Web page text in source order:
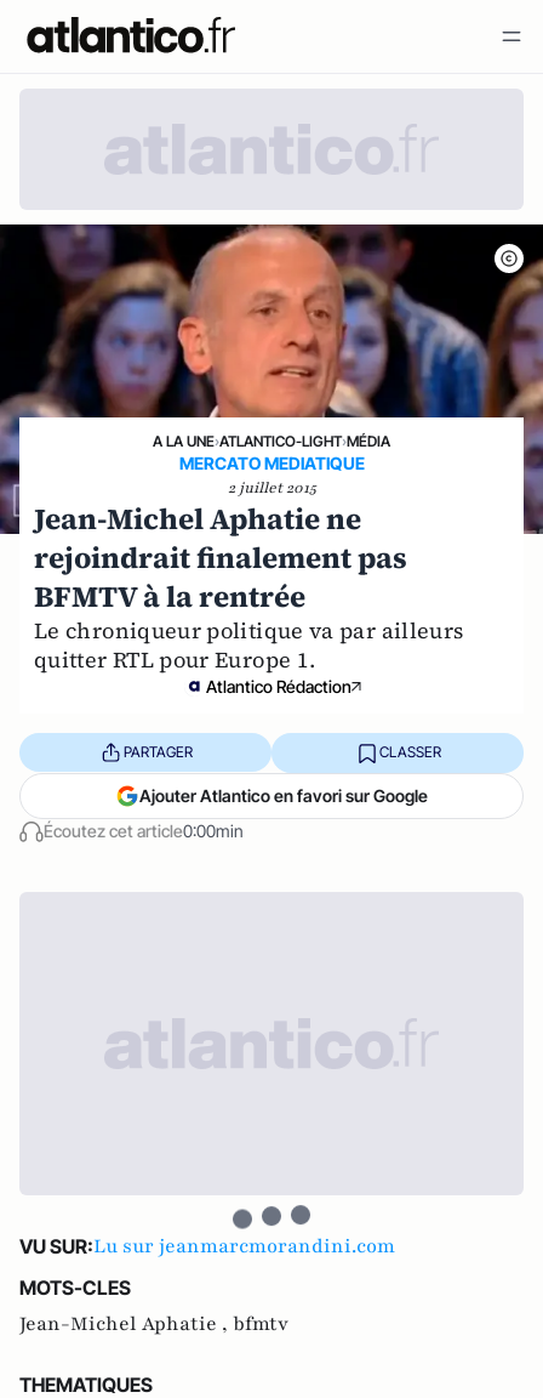
A LA UNE›ATLANTICO-LIGHT›MÉDIA
MERCATO MEDIATIQUE
2 juillet 2015
Jean-Michel Aphatie ne
rejoindrait finalement pas
BFMTV à la rentrée
Le chroniqueur politique va par ailleurs
quitter RTL pour Europe 1.
Atlantico Rédaction
Écoutez cet article0:00min
PARTAGER CLASSER
Ajouter Atlantico en favori sur Google
VU SUR:Lu sur jeanmarcmorandini.com
MOTS-CLES
Jean-Michel Aphatie , bfmtv
THEMATIQUES